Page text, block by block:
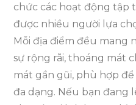
chức các hoạt động tập
được nhiều người lựa
Mỗi địa điểm đều mang
sự rộng rãi, thoáng mát
mát gần gũi, phù hợp
đa dạng. Nếu bạn đang